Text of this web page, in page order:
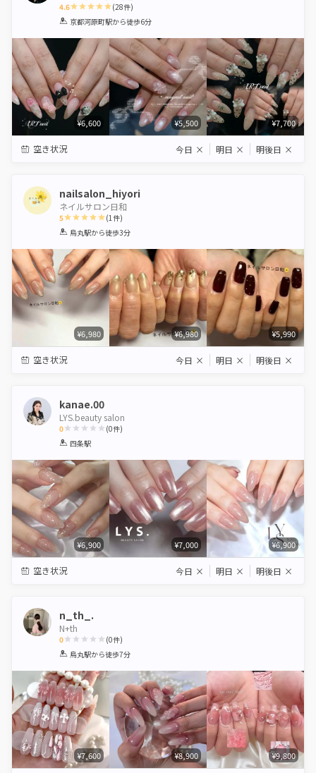
4.6
1 2 3 4 5
(28件)
京都河原町駅から徒歩6分
¥6,600 ¥5,500 ¥7,700
空き状況 今日 × 明日 × 明後日 ×
nailsalon_hiyori
ネイルサロン日和
5
1 2 3 4 5
(1件)
烏丸駅から徒歩3分
¥6,980 ¥6,980 ¥5,990
空き状況 今日 × 明日 × 明後日 ×
kanae.00
LYS.beauty salon
0
1 2 3 4
(0件)
四条駅
¥6,900 ¥7,000 ¥6,900
空き状況 今日 × 明日 × 明後日 ×
n_th_.
N+th
0
1 2 3 4 5
(0件)
烏丸駅から徒歩7分
¥7,600 ¥8,900 ¥9,800